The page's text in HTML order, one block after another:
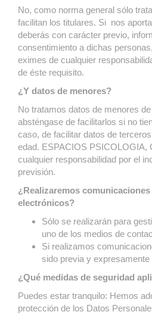
No, como norma general sólo
facilitan los titulares. Si nos
deberás con carácter previo,
consentimiento a dichas
eximes de cualquier
de éste requisito.
¿Y datos de menores?
No tratamos datos de menores
absténgase de facilitarlos si no
caso, de facilitar datos de
edad. ESPACIOS PSICOLOGIA,
cualquier responsabilidad por el
previsión.
¿Realizaremos
electrónicos?
Sólo se realizarán para
uno de los medios de
Si realizamos
sido previa y
¿Qué medidas de seguridad
Puedes estar tranquilo: Hemos
protección de los Datos